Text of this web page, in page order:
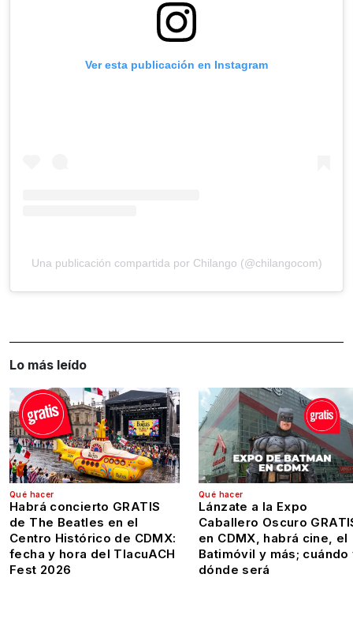
Ver esta publicación en Instagram
Una publicación compartida por Chilango (@chilangocom)
Lo más leído
Qué hacer
Habrá concierto GRATIS
de The Beatles en el
Centro Histórico de CDMX:
fecha y hora del TlacuACH
Fest 2026
Qué hacer
Lánzate a la Expo
Caballero Oscuro
en CDMX, habrá cine, el
Batimóvil y más; cuándo
dónde será